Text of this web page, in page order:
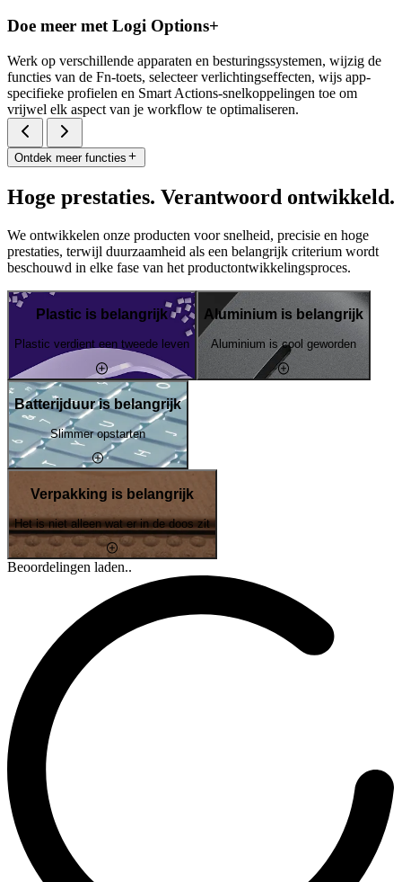
Doe meer met Logi Options+
Werk op verschillende apparaten en besturingssystemen, wijzig de
functies van de Fn-toets, selecteer verlichtingseffecten, wijs app-
specifieke profielen en Smart Actions-snelkoppelingen toe om
vrijwel elk aspect van je workflow te optimaliseren.
Ontdek meer functies
Hoge prestaties. Verantwoord ontwikkeld.
We ontwikkelen onze producten voor snelheid, precisie en hoge
prestaties, terwijl duurzaamheid als een belangrijk criterium wordt
beschouwd in elke fase van het productontwikkelingsproces.
Plastic is belangrijk
Plastic verdient een tweede leven
Aluminium is belangrijk
Aluminium is cool geworden
Batterijduur is belangrijk
Slimmer opstarten
Verpakking is belangrijk
Het is niet alleen wat er in de doos zit
Beoordelingen laden..